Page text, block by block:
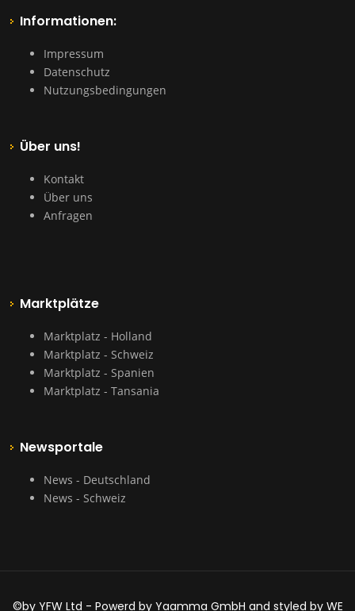
Informationen:
Impressum
Datenschutz
Nutzungsbedingungen
Über uns!
Kontakt
Über uns
Anfragen
Marktplätze
Marktplatz - Holland
Marktplatz - Schweiz
Marktplatz - Spanien
Marktplatz - Tansania
Newsportale
News - Deutschland
News - Schweiz
©by YFW Ltd - Powerd by Yaamma GmbH and styled by WE